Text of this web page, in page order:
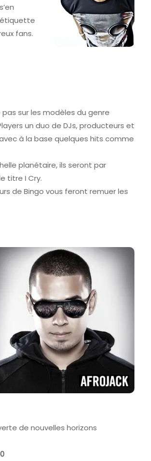
fans.
sur les modèles du genre
un duo de DJs, producteurs et
à la base quelques hits comme
planétaire, ils seront par
titre I Cry.
de Bingo vous feront remuer les
de nouvelles horizons